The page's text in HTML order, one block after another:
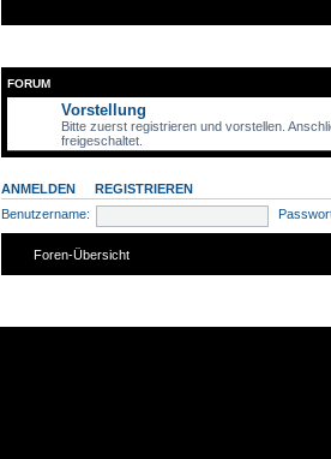
FORUM
Vorstellung
Bitte zuerst registrieren und vorstellen.
freigeschaltet.
ANMELDEN
REGISTRIEREN
Benutzername:
Foren-Übersicht